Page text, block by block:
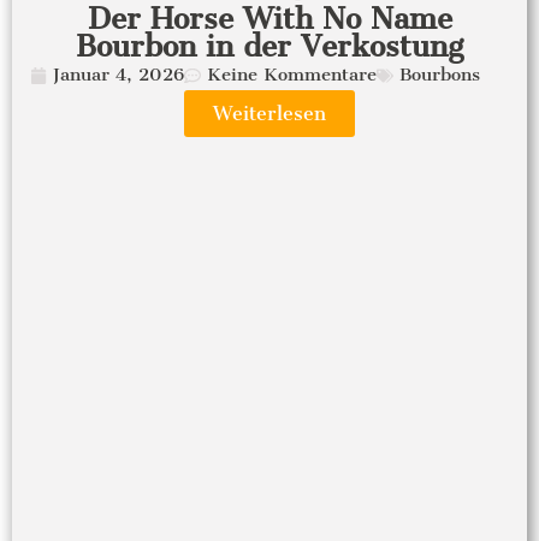
Der Horse With No Name
Bourbon in der Verkostung
Januar 4, 2026 Keine Kommentare Bourbons
Weiterlesen